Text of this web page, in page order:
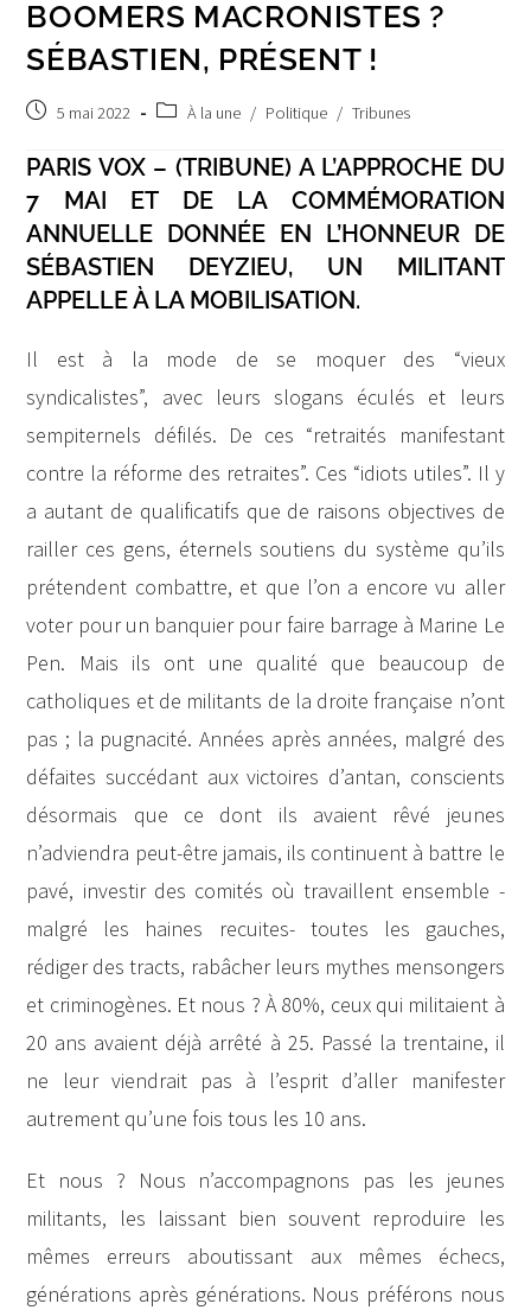
BOOMERS MACRONISTES ?
SÉBASTIEN, PRÉSENT !
Publication
5 mai 2022
PostÀ la une / Politique / Tribunes
PARIS VOX – (TRIBUNE) A L’APPROCHE DU
7 MAI ET DE LA COMMÉMORATION
ANNUELLE DONNÉE EN L’HONNEUR DE
SÉBASTIEN DEYZIEU, UN MILITANT
APPELLE À LA MOBILISATION.
Il est à la mode de se moquer des “vieux
syndicalistes”, avec leurs slogans éculés et leurs
sempiternels défilés. De ces “retraités manifestant
contre la réforme des retraites”. Ces “idiots utiles”. Il y
a autant de qualificatifs que de raisons objectives de
railler ces gens, éternels soutiens du système qu’ils
prétendent combattre, et que l’on a encore vu aller
voter pour un banquier pour faire barrage à Marine Le
Pen. Mais ils ont une qualité que beaucoup de
catholiques et de militants de la droite française n’ont
pas ; la pugnacité. Années après années, malgré des
défaites succédant aux victoires d’antan, conscients
désormais que ce dont ils avaient rêvé jeunes
n’adviendra peut-être jamais, ils continuent à battre le
pavé, investir des comités où travaillent ensemble -
malgré les haines recuites- toutes les gauches,
rédiger des tracts, rabâcher leurs mythes mensongers
et criminogènes. Et nous ? À 80%, ceux qui militaient à
20 ans avaient déjà arrêté à 25. Passé la trentaine, il
ne leur viendrait pas à l’esprit d’aller manifester
autrement qu’une fois tous les 10 ans.
Et nous ? Nous n’accompagnons pas les jeunes
militants, les laissant bien souvent reproduire les
mêmes erreurs aboutissant aux mêmes échecs,
générations après générations. Nous préférons nous